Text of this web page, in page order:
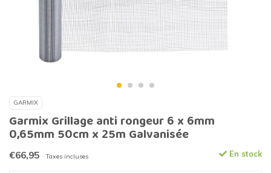
GARMIX
Garmix Grillage anti rongeur 6 x 6mm
0,65mm 50cm x 25m Galvanisée
€66,95 Taxes incluses En stock